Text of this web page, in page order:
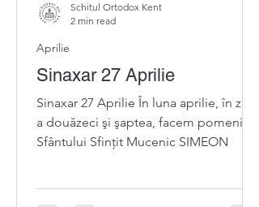
Sinaxar 27 Aprilie
Sinaxar 27 Aprilie În luna aprilie, în ziua
a douăzeci şi şaptea, facem pomenirea
Sfântului Sfințit Mucenic SIMEON
Aprilie
Schitul Ortodox Kent
2 min read